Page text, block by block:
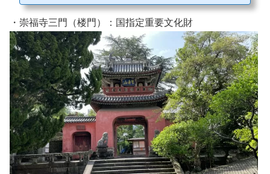
ン性のある方を選択。・コース：松山陸上競技場⇔諏訪神社（約8km）・難易
度：易しい普段走っている方なら、問題なく完走可能。復路は寄り道をしたの
で...
・崇福寺三門（楼門）：国指定重要文化財